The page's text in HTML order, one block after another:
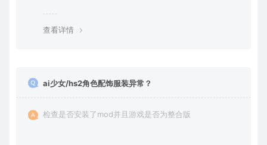
查看详情
ai少女/hs2角色配饰服装异常？
检查是否安装了mod并且游戏是否为整合版